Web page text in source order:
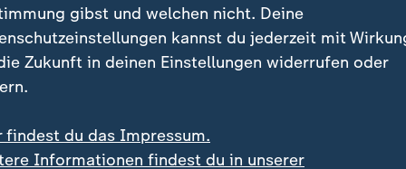
2022 wurden dort rund 2.100 Personen erfasst.
Ideologien, rund 1.300 Personen
Spektrum. Der Anteil gewalttätiger Extremisten
Personen jedoch höher als bei anderen Gruppen.
gibst und welchen nicht. Deine
kannst du jederzeit mit
Zukunft in deinen Einstellungen widerrufen oder
findest du das Impressum.
Informationen findest du in unserer